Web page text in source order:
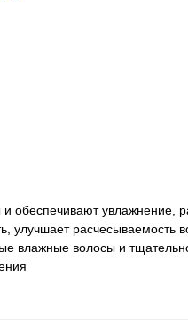
обеспечивают увлажнение,
улучшает расчесываемость
влажные волосы и